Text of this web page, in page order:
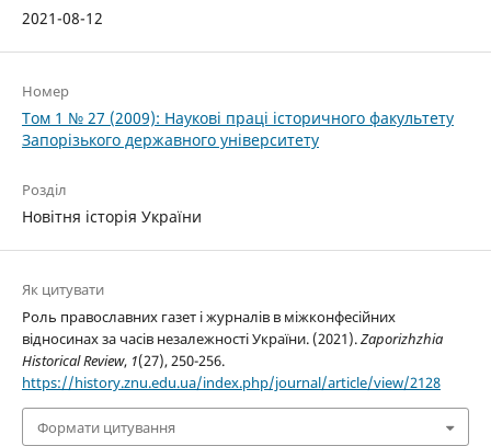
2021-08-12
Номер
Том 1 № 27 (2009): Наукові праці історичного факультету
Запорізького державного університету
Розділ
Новітня історія України
Як цитувати
Роль православних газет і журналів в міжконфесійних
відносинах за часів незалежності України. (2021).Zaporizhzhia
Historical Review, 1(27), 250-256.
https://history.znu.edu.ua/index.php/journal/article/view/2128
Формати цитування